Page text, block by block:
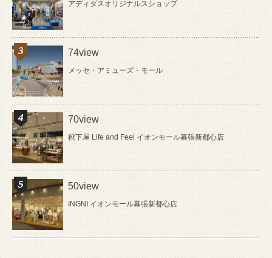
アディダスオリジナルスショップ
74view
メッセ・アミューズ・モール
70view
靴下屋 Life and Feel イオンモール幕張新都心店
50view
INGNI イオンモール幕張新都心店